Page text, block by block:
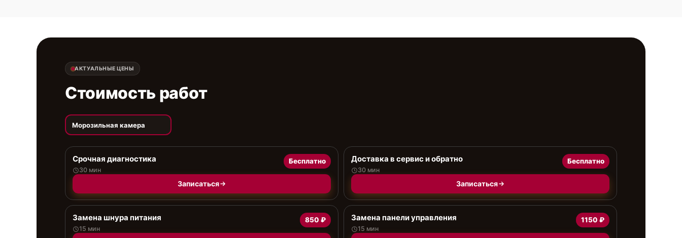
АКТУАЛЬНЫЕ ЦЕНЫ
Стоимость работ
Морозильная камера
Срочная диагностика
30 мин
Бесплатно
Записаться
Доставка в сервис и обратно
30 мин
Бесплатно
Записаться
Замена шнура питания
15 мин
850 ₽ Замена панели управления
15 мин
1150 ₽